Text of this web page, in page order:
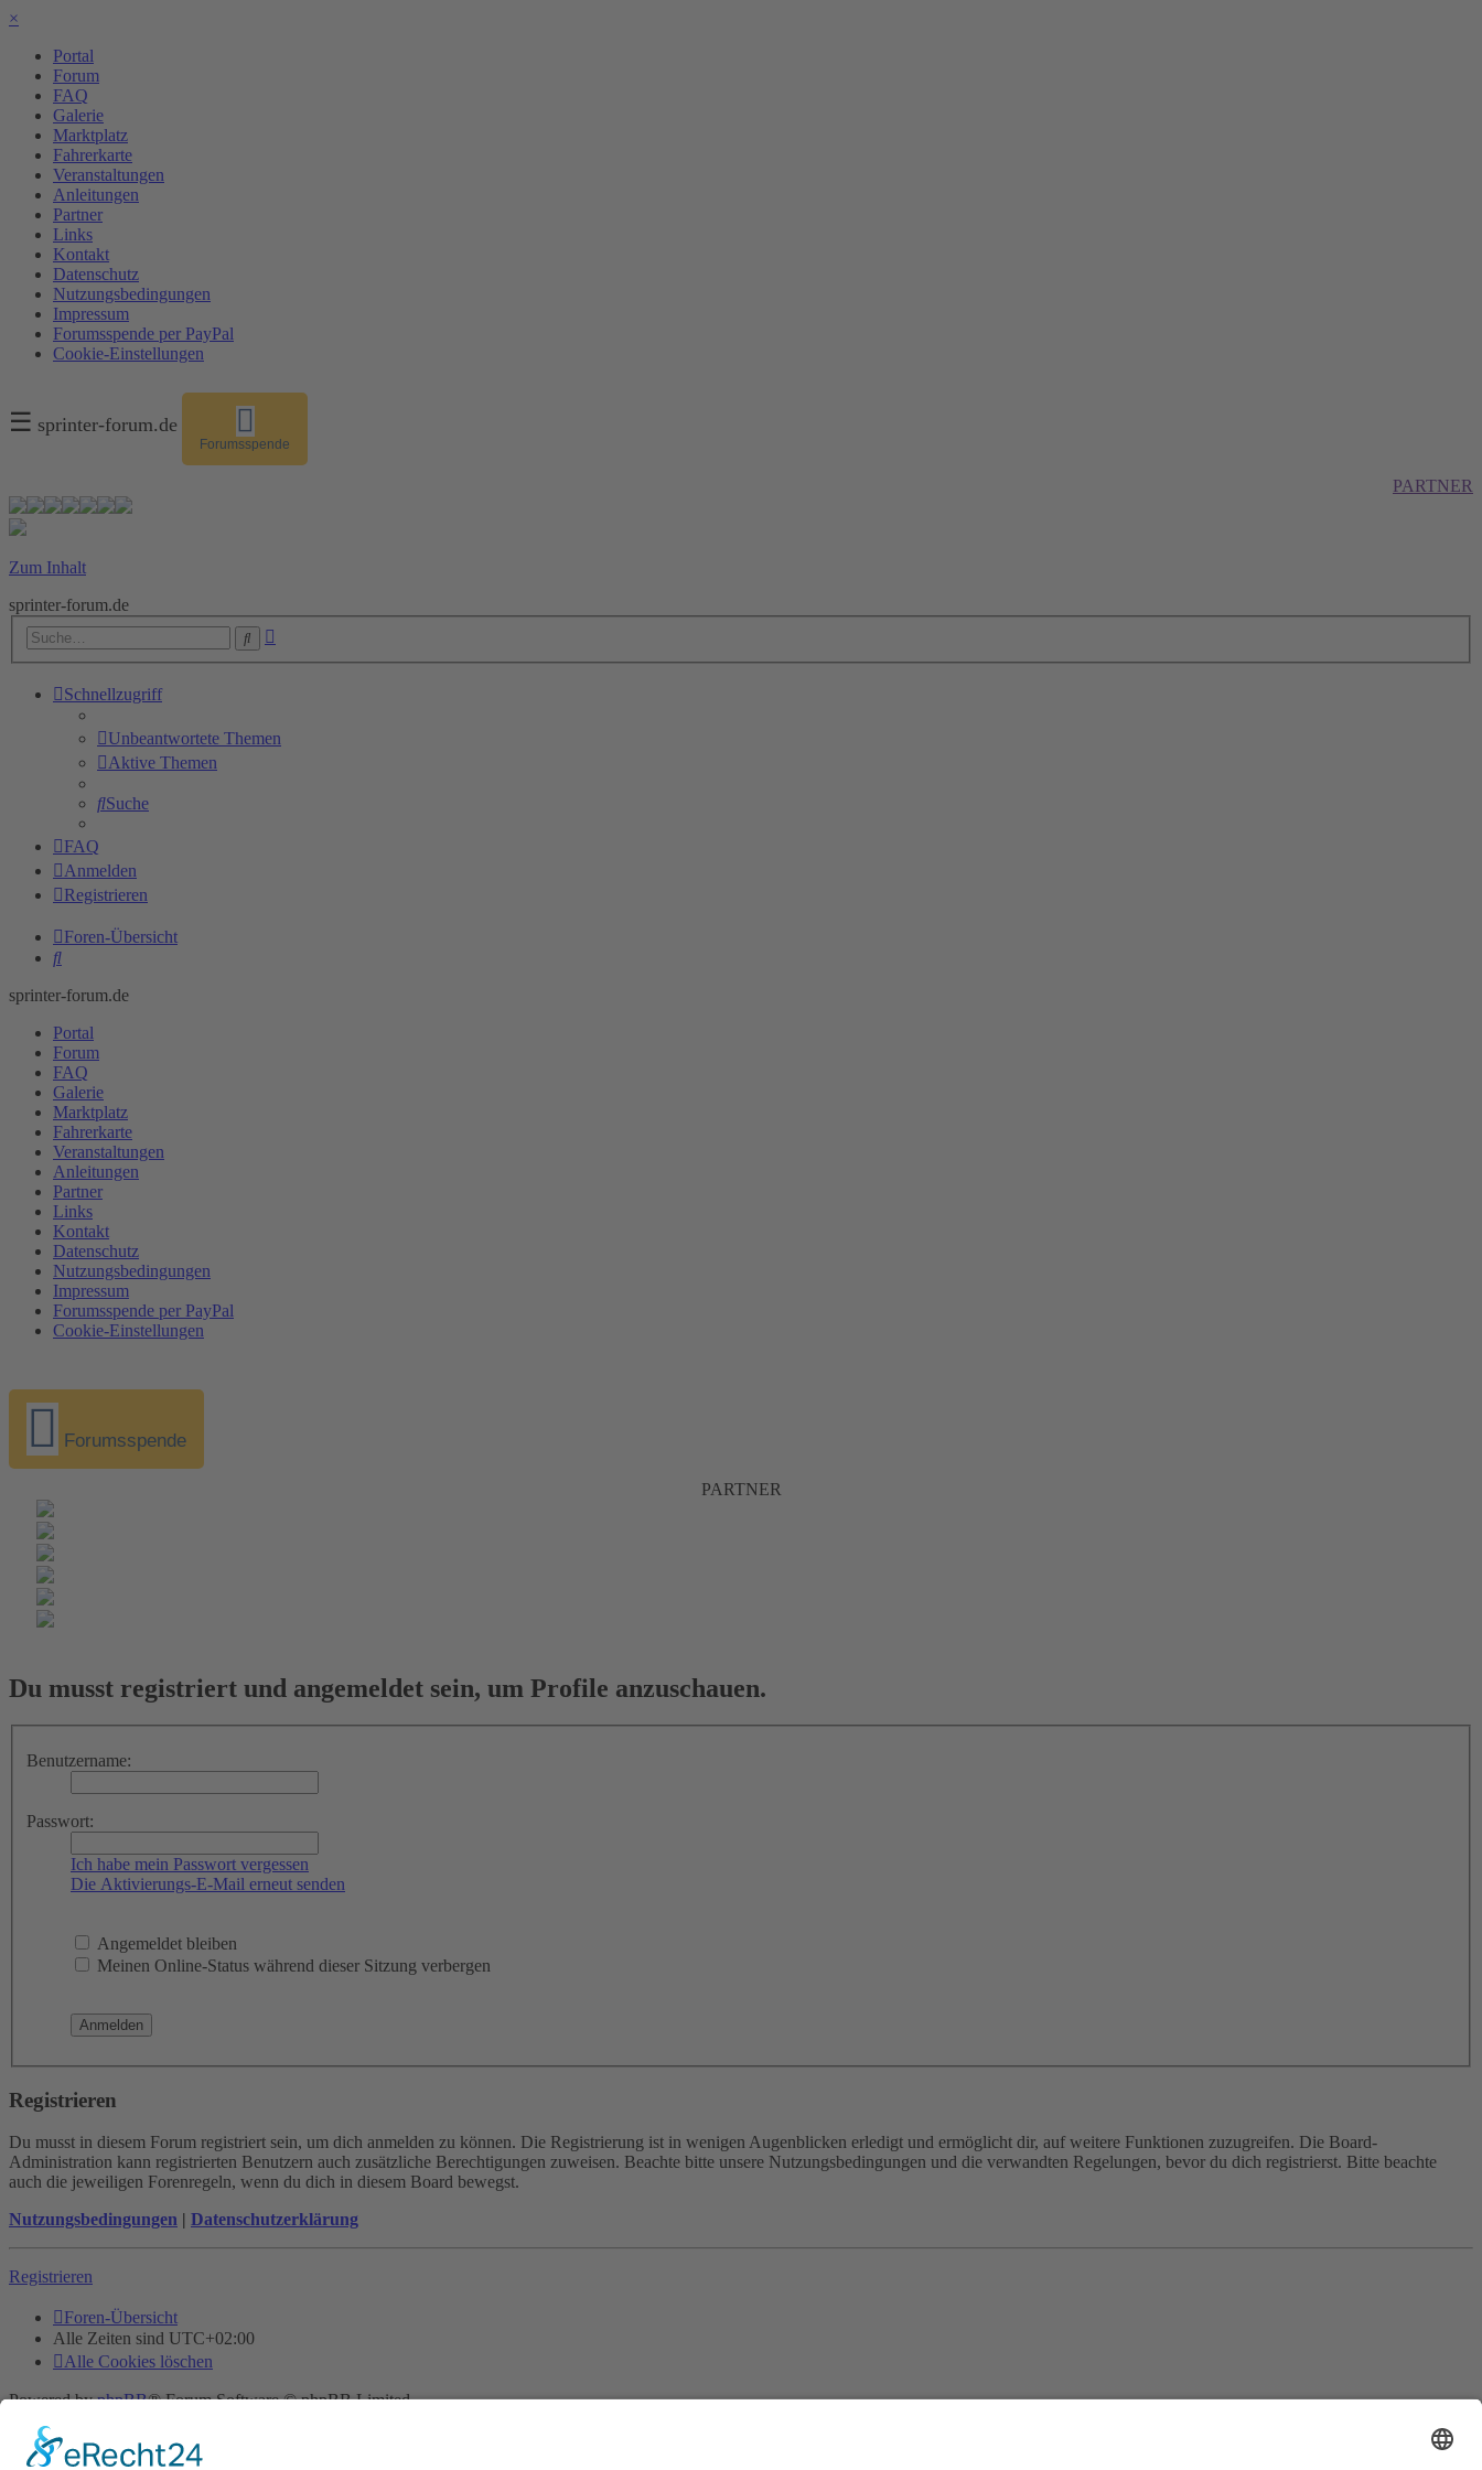
×
Portal
Forum
FAQ
Galerie
Marktplatz
Fahrerkarte
Veranstaltungen
Anleitungen
Partner
Links
Kontakt
Datenschutz
Nutzungsbedingungen
Impressum
Forumsspende per PayPal
Cookie-Einstellungen
☰ sprinter-forum.de
Forumsspende
PARTNER
Zum Inhalt
sprinter-forum.de
Suche
Schnellzugriff
Unbeantwortete Themen
Aktive Themen
Suche
FAQ
Anmelden
Registrieren
Foren-Übersicht
Suche
sprinter-forum.de
Portal
Forum
FAQ
Galerie
Marktplatz
Fahrerkarte
Veranstaltungen
Anleitungen
Partner
Links
Kontakt
Datenschutz
Nutzungsbedingungen
Impressum
Forumsspende per PayPal
Cookie-Einstellungen
Forumsspende
PARTNER
Du musst registriert und angemeldet sein, um Profile anzuschauen.
Benutzername:
Passwort:
Ich habe mein Passwort vergessen
Die Aktivierungs-E-Mail erneut senden
Angemeldet bleiben
Meinen Online-Status während dieser Sitzung verbergen
Registrieren
Du musst in diesem Forum registriert sein, um dich anmelden zu können. Die Registrierung ist in wenigen Augenblicken erledigt und ermöglicht dir, auf weitere Funktionen zuzugreifen. Die Board-
Administration kann registrierten Benutzern auch zusätzliche Berechtigungen zuweisen. Beachte bitte unsere Nutzungsbedingungen und die verwandten Regelungen, bevor du dich registrierst. Bitte beachte
auch die jeweiligen Forenregeln, wenn du dich in diesem Board bewegst.
Nutzungsbedingungen | Datenschutzerklärung
Registrieren
Foren-Übersicht
Alle Zeiten sind UTC+02:00
Alle Cookies löschen
Powered byphpBB® Forum Software © phpBB Limited
Deutsche Übersetzung durch